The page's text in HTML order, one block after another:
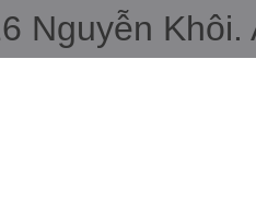
Nguyễn Khôi.